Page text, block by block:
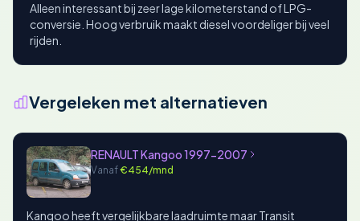
Alleen interessant bij zeer lage kilometerstand of LPG-
conversie. Hoog verbruik maakt diesel voordeliger bij veel
rijden.
Vergeleken met alternatieven
RENAULT Kangoo 1997-2007
Vanaf€454/mnd
Kangoo heeft vergelijkbare laadruimte maar Transit